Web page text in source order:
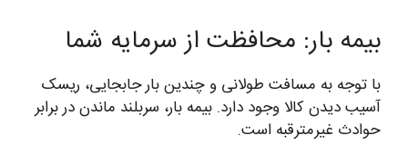
بیمه بار: محافظت از سرمایه شما
با توجه به مسافت طولانی و چندین بار جابجایی، ریسک
آسیب دیدن کالا وجود دارد. بیمه بار، سربلند ماندن در برابر
حوادث غیرمترقبه است.